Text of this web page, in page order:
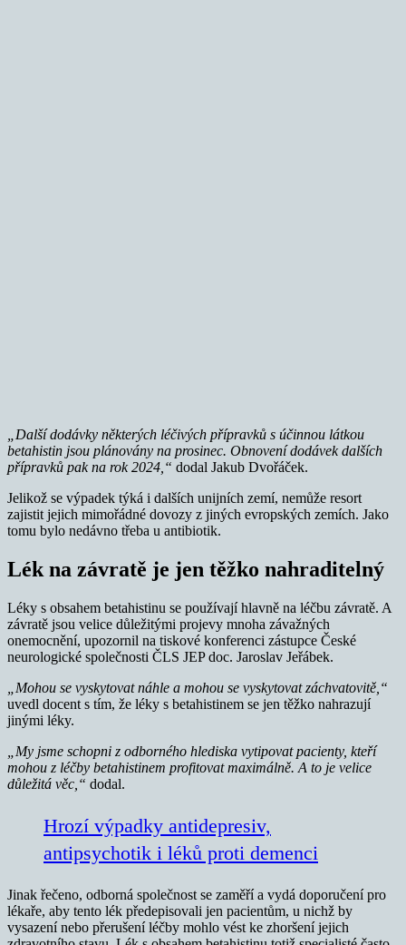
„Další dodávky některých léčivých přípravků s účinnou látkou
betahistin jsou plánovány na prosinec. Obnovení dodávek dalších
přípravků pak na rok 2024,“ dodal Jakub Dvořáček.
Jelikož se výpadek týká i dalších unijních zemí, nemůže resort
zajistit jejich mimořádné dovozy z jiných evropských zemích. Jako
tomu bylo nedávno třeba u antibiotik.
Lék na závratě je jen těžko nahraditelný
Léky s obsahem betahistinu se používají hlavně na léčbu závratě. A
závratě jsou velice důležitými projevy mnoha závažných
onemocnění, upozornil na tiskové konferenci zástupce České
neurologické společnosti ČLS JEP doc. Jaroslav Jeřábek.
„Mohou se vyskytovat náhle a mohou se vyskytovat záchvatovitě,“
uvedl docent s tím, že léky s betahistinem se jen těžko nahrazují
jinými léky.
„My jsme schopni z odborného hlediska vytipovat pacienty, kteří
mohou z léčby betahistinem profitovat maximálně. A to je velice
důležitá věc,“ dodal.
Hrozí výpadky antidepresiv,
antipsychotik i léků proti demenci
Jinak řečeno, odborná společnost se zaměří a vydá doporučení pro
lékaře, aby tento lék předepisovali jen pacientům, u nichž by
vysazení nebo přerušení léčby mohlo vést ke zhoršení jejich